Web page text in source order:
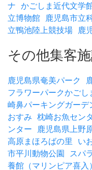
ナ かごしま近代文学
立博物館 鹿児島市立
立鴨池陸上競技場 鹿
その他集客
鹿児島県奄美パーク
フラワーパークかごし
崎鼻パーキングガーデ
おすみ 枕崎お魚セン
ンター
鹿児島県上野
高原まほろばの里
い
市平川動物公園 スパ
養館（マリンピア喜入）